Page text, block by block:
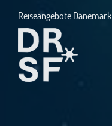
Reiseangebote Dänemark